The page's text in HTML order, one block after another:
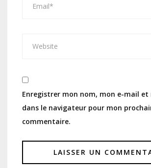
Enregistrer mon nom, mon e-mail et
dans le navigateur pour mon
commentaire.